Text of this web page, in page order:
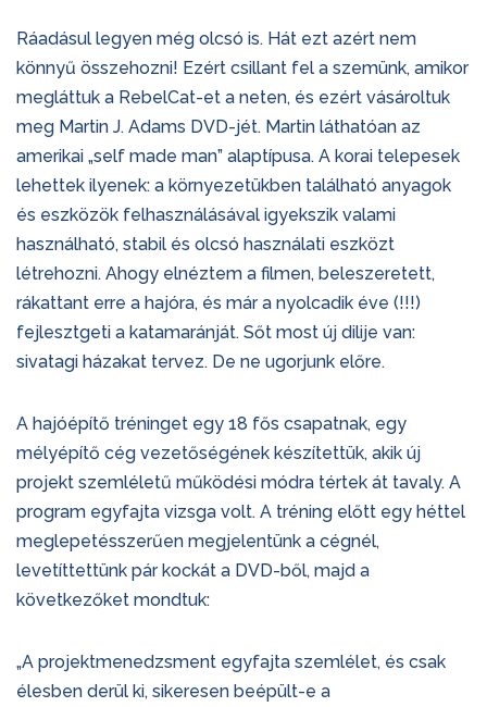
Ráadásul legyen még olcsó is. Hát ezt azért nem
könnyű összehozni! Ezért csillant fel a szemünk, amikor
megláttuk a RebelCat-et a neten, és ezért vásároltuk
meg Martin J. Adams DVD-jét. Martin láthatóan az
amerikai „self made man” alaptípusa. A korai telepesek
lehettek ilyenek: a környezetükben található anyagok
és eszközök felhasználásával igyekszik valami
használható, stabil és olcsó használati eszközt
létrehozni. Ahogy elnéztem a filmen, beleszeretett,
rákattant erre a hajóra, és már a nyolcadik éve (!!!)
fejlesztgeti a katamaránját. Sőt most új dilije van:
sivatagi házakat tervez. De ne ugorjunk előre.
A hajóépítő tréninget egy 18 fős csapatnak, egy
mélyépítő cég vezetőségének készítettük, akik új
projekt szemléletű működési módra tértek át tavaly. A
program egyfajta vizsga volt. A tréning előtt egy héttel
meglepetésszerűen megjelentünk a cégnél,
levetíttettünk pár kockát a DVD-ből, majd a
következőket mondtuk:
„A projektmenedzsment egyfajta szemlélet, és csak
élesben derül ki, sikeresen beépült-e a